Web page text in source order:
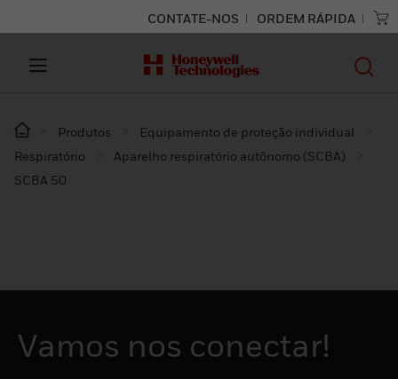
CONTATE-NOS ORDEM RÁPIDA
Produtos
Equipamento de proteção individual
Respiratório
Aparelho respiratório autônomo (SCBA)
SCBA 50
Vamos nos conectar!